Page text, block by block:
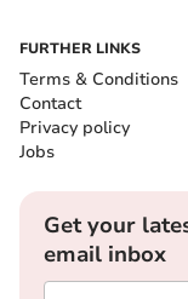
FURTHER LINKS
Terms & Conditions
Contact
Privacy policy
Jobs
Get your
email inbox